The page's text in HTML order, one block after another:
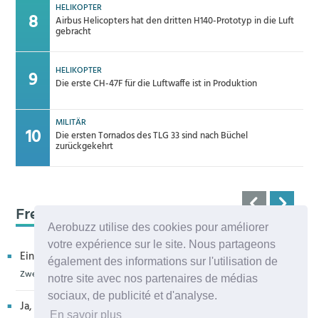
Aerobuzz utilise des cookies pour améliorer
votre expérience sur le site. Nous partageons
également des informations sur l'utilisation de
notre site avec nos partenaires de médias
sociaux, de publicité et d'analyse.
En savoir plus
HELIKOPTER
Airbus Helicopters hat den dritten H140-Prototyp in die Luft
gebracht
HELIKOPTER
Die erste CH-47F für die Luftwaffe ist in Produktion
MILITÄR
Die ersten Tornados des TLG 33 sind nach Büchel
zurückgekehrt
Frequenz 123,45
Ein kritischer Leser bedankt sich für die Aufnahme in eur...
Zweiter H160M-Prototyp fliegt
Ja, sehr bedauerlich diese Entwicklung, die allenthalben um